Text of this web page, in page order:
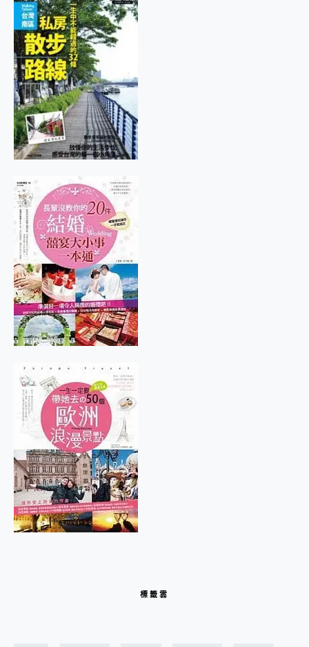
標籤雲